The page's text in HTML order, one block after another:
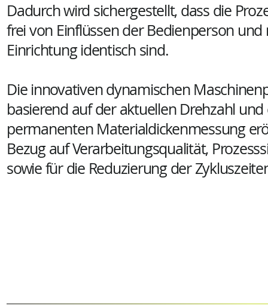
Dadurch wird sichergestellt, dass die
frei von Einflüssen der Bedienperson und
Einrichtung identisch sind.
Die innovativen dynamischen
basierend auf der aktuellen Drehzahl und
permanenten Materialdickenmessung
Bezug auf Verarbeitungsqualität,
sowie für die Reduzierung der